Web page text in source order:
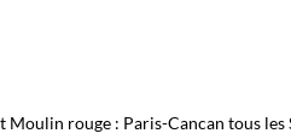
rouge : Paris-Cancan tous les